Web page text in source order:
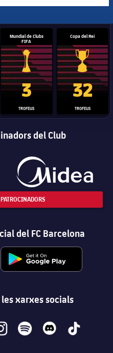
Lliga de Campions
Mundial de Clubs
FIFA
Trofeu del Mundial de Clubs
3
TROFEUS
Copa del Rei
Copa del
32
TROFEUS
del Club
del FC Barcelona
xarxes socials
spotify discord tiktok